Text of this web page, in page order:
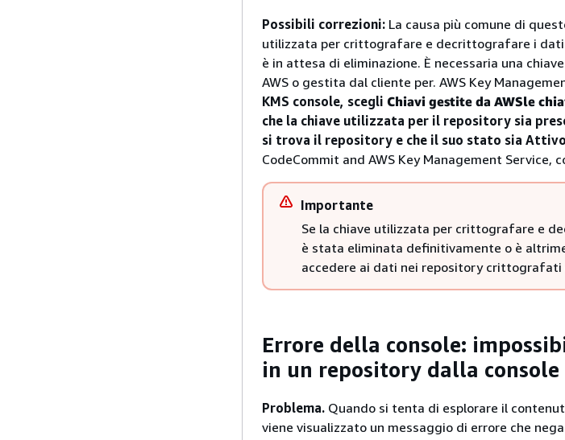
Possibili correzioni: La causa più comune di
utilizzata per crittografare e decrittografare i
è in attesa di eliminazione. È necessaria una
AWS o gestita dal cliente per. AWS Key
KMS console, scegli Chiavi gestite da AWSle
che la chiave utilizzata per il repository sia
si trova il repository e che il suo stato sia
CodeCommit and AWS Key Management Service,
Importante
Se la chiave utilizzata per crittografare e
è stata eliminata definitivamente o è
accedere ai dati nei repository crittografati
Errore della console:
in un repository dalla console
Problema. Quando si tenta di esplorare il
viene visualizzato un messaggio di errore che